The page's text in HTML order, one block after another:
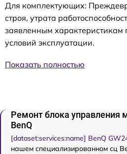
Для комплектующих:
строя, утрата
заявленным характеристикам
условий эксплуатации.
Показать полностью
Ремонт блока управления
BenQ
[dataset:services:name] BenQ
нашем специализированном сц